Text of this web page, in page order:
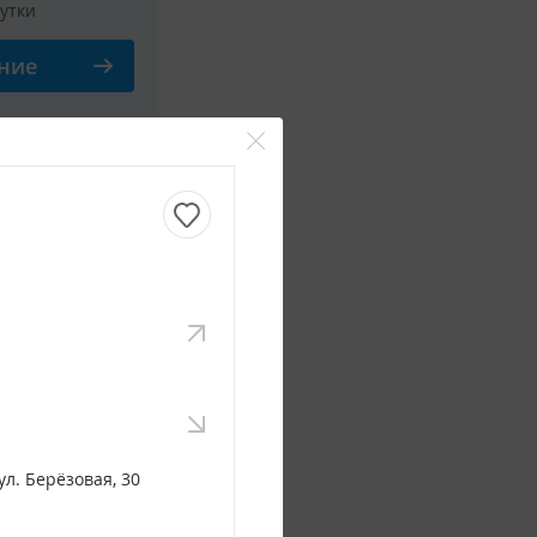
Смотреть все фото
Берёзовая, 30